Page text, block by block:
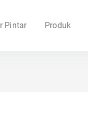
Pintar Produk